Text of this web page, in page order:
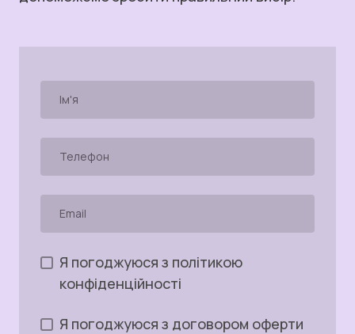
Я погоджуюся з політикою
конфіденційності
Я погоджуюся з договором оферти